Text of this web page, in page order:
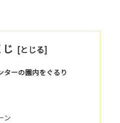
じ
ターの園内をぐるり
ン